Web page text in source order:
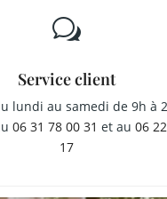
w
Service client
lundi au samedi de 9h à
06 31 78 00 31 et au06
17